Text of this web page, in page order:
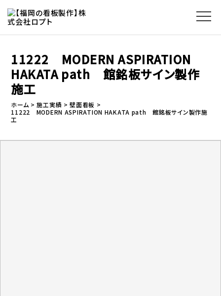
11222 MODERN ASPIRATION
HAKATA path 館銘板サイン製作
施工
ホーム 施工実績
壁面看板
11222 MODERN ASPIRATION HAKATA path 館銘板サイン製作施
工